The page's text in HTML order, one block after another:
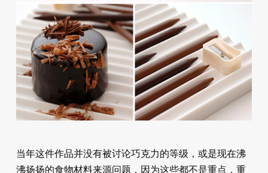
当年这件作品并没有被讨论巧克力的等级，或是现在沸
沸扬扬的食物材料来源问题，因为这些都不是重点，重